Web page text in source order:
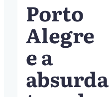
Porto
Alegre
e a
absurda